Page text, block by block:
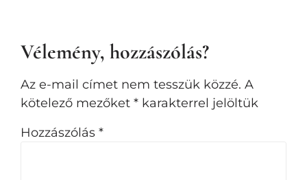
Vélemény, hozzászólás?
Az e-mail címet nem tesszük közzé. A
kötelező mezőket * karakterrel jelöltük
Hozzászólás *